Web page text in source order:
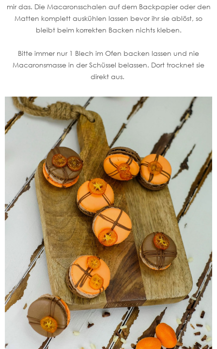
mir das. Die Macaronsschalen auf dem Backpapier oder den
Matten komplett auskühlen lassen bevor ihr sie ablöst, so
bleibt beim korrekten Backen nichts kleben.
Bitte immer nur 1 Blech im Ofen backen lassen und nie
Macaronsmasse in der Schüssel belassen. Dort trocknet sie
direkt aus.